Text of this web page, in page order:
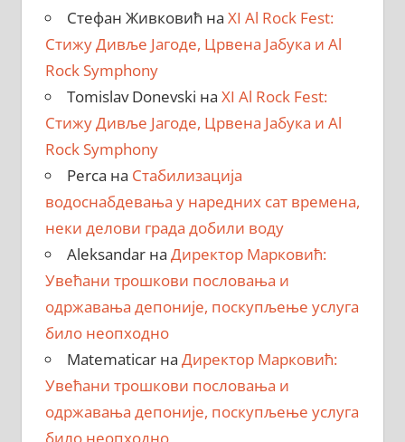
Стефан Живковић на XI Al Rock Fest:
Стижу Дивље Јагоде, Црвена Јабука и Al
Rock Symphony
Tomislav Donevski на XI Al Rock Fest:
Стижу Дивље Јагоде, Црвена Јабука и Al
Rock Symphony
Perca на Стабилизација
водоснабдевања у наредних сат времена,
неки делови града добили воду
Aleksandarна Директор Марковић:
Увећани трошкови пословања и
одржавања депоније, поскупљење услуга
било неопходно
Matematicarна Директор Марковић:
Увећани трошкови пословања и
одржавања депоније, поскупљење услуга
било неопходно